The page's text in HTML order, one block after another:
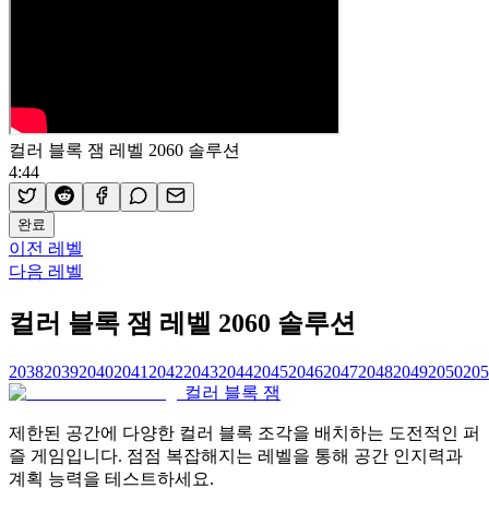
컬러 블록 잼 레벨 2060 솔루션
4:44
완료
이전 레벨
다음 레벨
컬러 블록 잼 레벨 2060 솔루션
2038203920402041 204220432044204520462047204820492050
컬러 블록 잼
제한된 공간에 다양한 컬러 블록 조각을 배치하는 도전적인 퍼
즐 게임입니다. 점점 복잡해지는 레벨을 통해 공간 인지력과
계획 능력을 테스트하세요.